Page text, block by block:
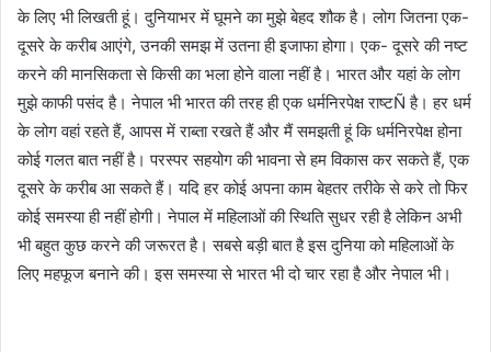
के लिए भी लिखती हूं। दुनियाभर में घूमने का मुझे बेहद शौक है। लोग जितना एक-
दूसरे के करीब आएंगे, उनकी समझ में उतना ही इजाफा होगा। एक- दूसरे की नष्ट
करने की मानसिकता से किसी का भला होने वाला नहीं है। भारत और यहां के लोग
मुझे काफी पसंद है। नेपाल भी भारत की तरह ही एक धर्मनिरपेक्ष राष्टÑ है। हर धर्म
के लोग वहां रहते हैं, आपस में राब्ता रखते हैं और मैं समझती हूं कि धर्मनिरपेक्ष होना
कोई गलत बात नहीं है। परस्पर सहयोग की भावना से हम विकास कर सकते हैं, एक
दूसरे के करीब आ सकते हैं। यदि हर कोई अपना काम बेहतर तरीके से करे तो फिर
कोई समस्या ही नहीं होगी। नेपाल में महिलाओं की स्थिति सुधर रही है लेकिन अभी
भी बहुत कुछ करने की जरूरत है। सबसे बड़ी बात है इस दुनिया को महिलाओं के
लिए महफूज बनाने की। इस समस्या से भारत भी दो चार रहा है और नेपाल भी।